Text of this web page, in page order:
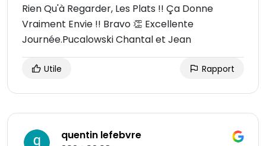
Rien Qu'à Regarder, Les Plats !! Ça Donne
Vraiment Envie !! Bravo 👏 Excellente
Journée.Pucalowski Chantal et Jean
Utile Rapport
quentin lefebvre